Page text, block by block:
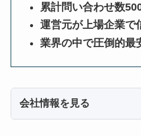
累計問い合わせ数
運営元が上場企業で
業界の中で圧倒的最
会社情報を見る